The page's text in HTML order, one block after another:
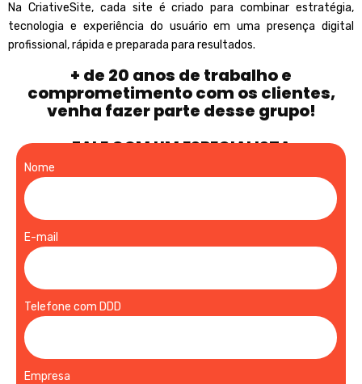
Na CriativeSite, cada site é criado para combinar estratégia,
tecnologia e experiência do usuário em uma presença digital
profissional, rápida e preparada para resultados.
+ de 20 anos de trabalho e
comprometimento com os clientes,
venha fazer parte desse grupo!
FALE COM UM ESPECIALISTA
Nome
E-mail
Telefone com DDD
Empresa